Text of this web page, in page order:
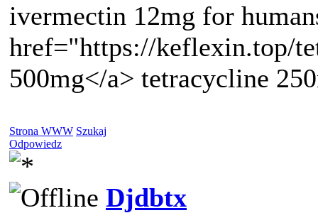
ivermectin 12mg for
href="https://keflexin.top/
500mg</a> tetracycline
Strona WWW Szukaj
Odpowiedz
Djdbtx